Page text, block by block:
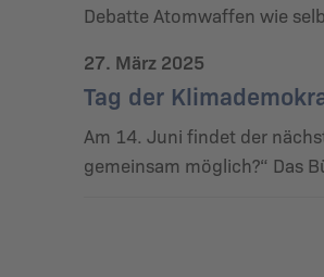
Debatte Atomwaffen wie
27. März 2025
Tag der
Am 14. Juni findet der
gemeinsam möglich?“ Das